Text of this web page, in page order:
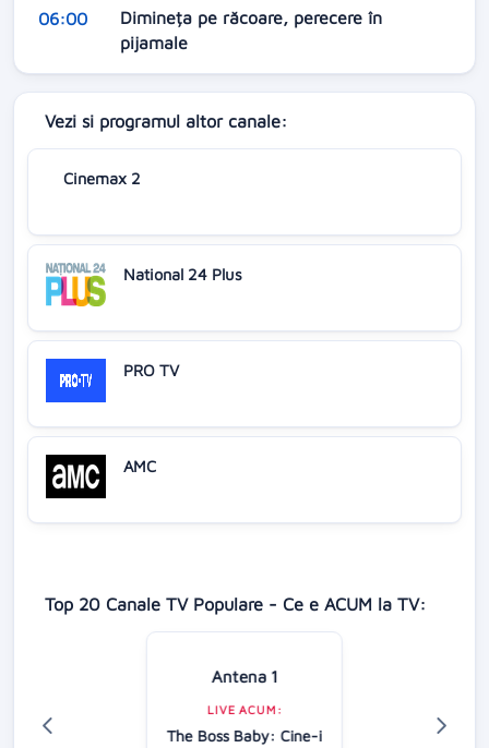
06:00
Dimineța pe răcoare, perecere în
pijamale
Vezi si programul altor canale:
Cinemax 2
National 24 Plus
PRO TV
AMC
Top 20 Canale TV Populare - Ce e ACUM la TV:
Antena 1
LIVE ACUM:
The Boss Baby: Cine-i